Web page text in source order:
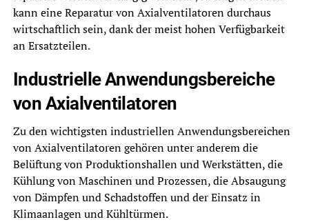
kann eine Reparatur von Axialventilatoren durchaus
wirtschaftlich sein, dank der meist hohen Verfügbarkeit
an Ersatzteilen.
Industrielle Anwendungsbereiche
von Axialventilatoren
Zu den wichtigsten industriellen Anwendungsbereichen
von Axialventilatoren gehören unter anderem die
Belüftung von Produktionshallen und Werkstätten, die
Kühlung von Maschinen und Prozessen, die Absaugung
von Dämpfen und Schadstoffen und der Einsatz in
Klimaanlagen und Kühltürmen.